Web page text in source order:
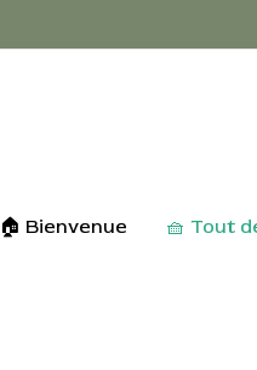
🏠 Bienvenue 🧺 Tout